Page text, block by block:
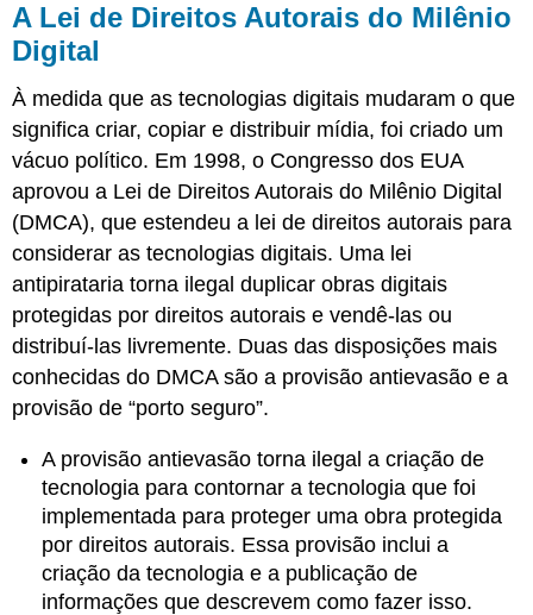
A Lei de Direitos Autorais do Milênio
Digital
À medida que as tecnologias digitais mudaram o que
significa criar, copiar e distribuir mídia, foi criado um
vácuo político. Em 1998, o Congresso dos EUA
aprovou a Lei de Direitos Autorais do Milênio Digital
(DMCA), que estendeu a lei de direitos autorais para
considerar as tecnologias digitais. Uma lei
antipirataria torna ilegal duplicar obras digitais
protegidas por direitos autorais e vendê-las ou
distribuí-las livremente. Duas das disposições mais
conhecidas do DMCA são a provisão antievasão e a
provisão de “porto seguro”.
A provisão antievasão torna ilegal a criação de
tecnologia para contornar a tecnologia que foi
implementada para proteger uma obra protegida
por direitos autorais. Essa provisão inclui a
criação da tecnologia e a publicação de
informações que descrevem como fazer isso.